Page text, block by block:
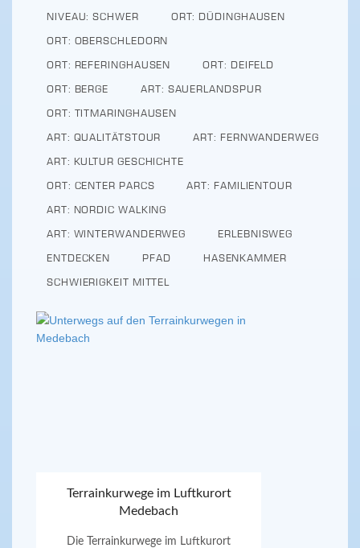
NIVEAU: SCHWER
ORT: DÜDINGHAUSEN
ORT: OBERSCHLEDORN
ORT: REFERINGHAUSEN
ORT: DEIFELD
ORT: BERGE
ART: SAUERLANDSPUR
ORT: TITMARINGHAUSEN
ART: QUALITÄTSTOUR
ART: FERNWANDERWEG
ART: KULTUR GESCHICHTE
ORT: CENTER PARCS
ART: FAMILIENTOUR
ART: NORDIC WALKING
ART: WINTERWANDERWEG
ERLEBNISWEG
ENTDECKEN
PFAD
HASENKAMMER
SCHWIERIGKEIT MITTEL
Terrainkurwege im Luftkurort
Medebach
Die Terrainkurwege im Luftkurort